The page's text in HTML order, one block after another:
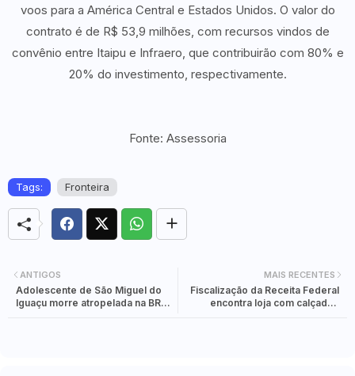
voos para a América Central e Estados Unidos. O valor do
contrato é de R$ 53,9 milhões, com recursos vindos de
convênio entre Itaipu e Infraero, que contribuirão com 80% e
20% do investimento, respectivamente.
Fonte: Assessoria
Tags: Fronteira
MAIS RECENTES
Fiscalização da Receita Federal
encontra loja com calçados
ANTIGOS
Adolescente de São Miguel do
Iguaçu morre atropelada na BR